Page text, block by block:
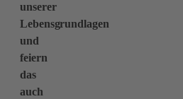
unserer
Lebensgrundlagen
und
feiern
das
auch